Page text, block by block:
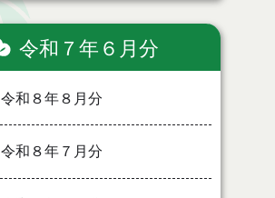
令和７年６月分
令和８年８月分
令和８年７月分